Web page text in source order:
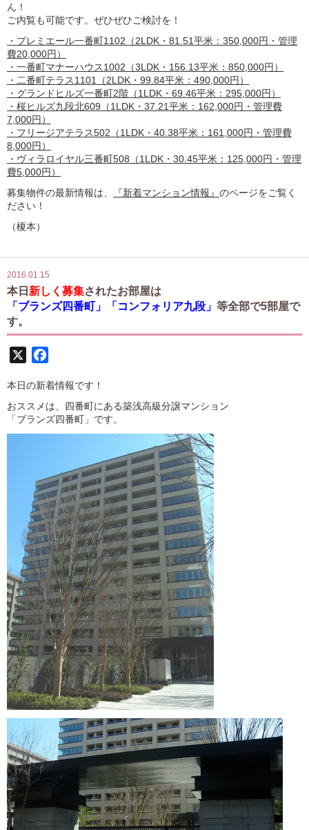
ん！
ご内覧も可能です。ぜひぜひご検討を！
・プレミエール一番町1102（2LDK・81.51平米：350,000円・管理
費20,000円）
・一番町マナーハウス1002（3LDK・156.13平米：850,000円）
・二番町テラス1101（2LDK・99.84平米：490,000円）
・グランドヒルズ一番町2階（1LDK・69.46平米：295,000円）
・桜ヒルズ九段北609（1LDK・37.21平米：162,000円・管理費
7,000円）
・フリージアテラス502（1LDK・40.38平米：161,000円・管理費
8,000円）
・ヴィラロイヤル三番町508（1LDK・30.45平米：125,000円・管理
費5,000円）
募集物件の最新情報は、
『新着マンション情報』 のページをご覧く
ださい！
（榎本）
2016.01.15
本日 新しく募集されたお部屋は
「ブランズ四番町」「コンフォリア九段」 等全部で5部屋で
す。
本日の新着情報です！
おススメは、四番町にある築浅高級分譲マンション
「ブランズ四番町」です。